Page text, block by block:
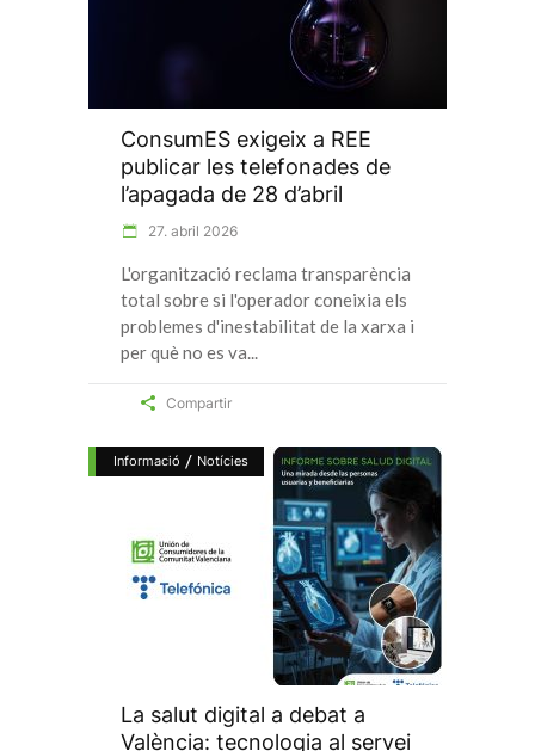
ConsumES exigeix a REE
publicar les telefonades de
l’apagada de 28 d’abril
27. abril 2026
L'organització reclama transparència
total sobre si l'operador coneixia els
problemes d'inestabilitat de la xarxa i
per què no es va
Compartir
Informació / Notícies
La salut digital a debat a
València: tecnologia al servei